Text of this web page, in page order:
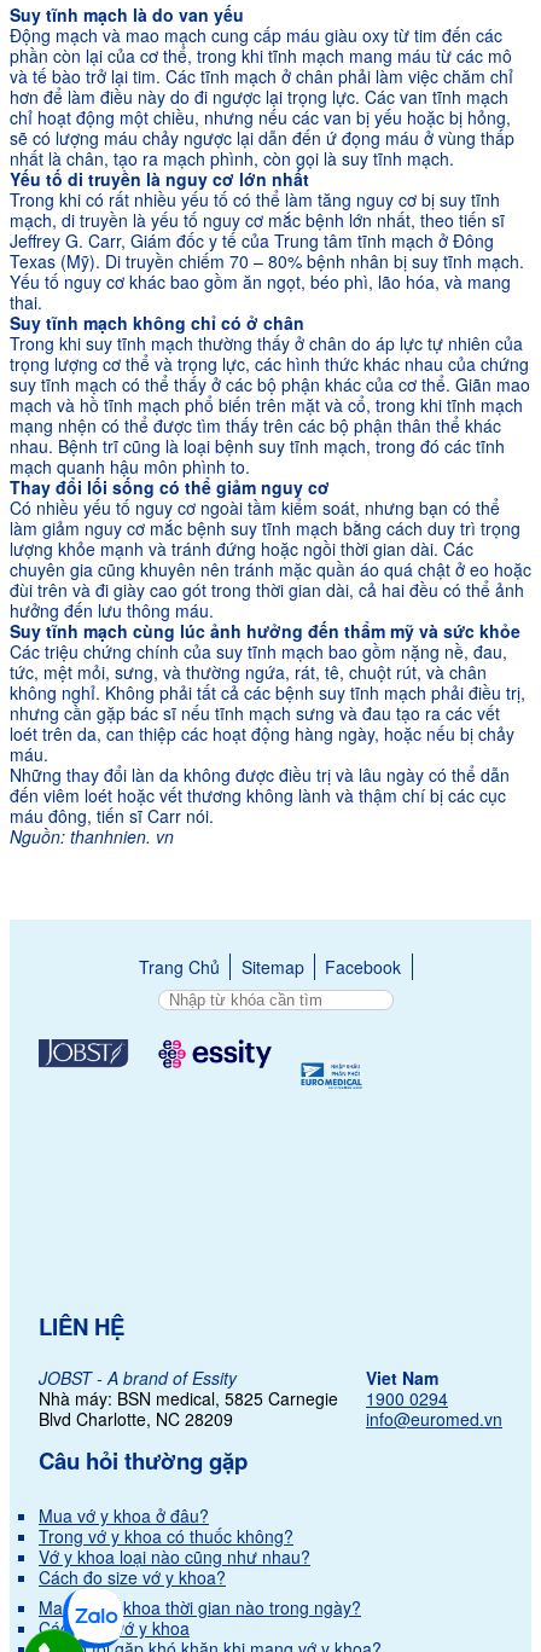
Suy tĩnh mạch là do van yếu
Động mạch và mao mạch cung cấp máu giàu oxy từ tim đến các
phần còn lại của cơ thể, trong khi tĩnh mạch mang máu từ các mô
và tế bào trở lại tim. Các tĩnh mạch ở chân phải làm việc chăm chỉ
hơn để làm điều này do đi ngược lại trọng lực. Các van tĩnh mạch
chỉ hoạt động một chiều, nhưng nếu các van bị yếu hoặc bị hỏng,
sẽ có lượng máu chảy ngược lại dẫn đến ứ đọng máu ở vùng thấp
nhất là chân, tạo ra mạch phình, còn gọi là suy tĩnh mạch.
Yếu tố di truyền là nguy cơ lớn nhất
Trong khi có rất nhiều yếu tố có thể làm tăng nguy cơ bị suy tĩnh
mạch, di truyền là yếu tố nguy cơ mắc bệnh lớn nhất, theo tiến sĩ
Jeffrey G. Carr, Giám đốc y tế của Trung tâm tĩnh mạch ở Đông
Texas (Mỹ). Di truyền chiếm 70 – 80% bệnh nhân bị suy tĩnh mạch.
Yếu tố nguy cơ khác bao gồm ăn ngọt, béo phì, lão hóa, và mang
thai.
Suy tĩnh mạch không chỉ có ở chân
Trong khi suy tĩnh mạch thường thấy ở chân do áp lực tự nhiên của
trọng lượng cơ thể và trọng lực, các hình thức khác nhau của chứng
suy tĩnh mạch có thể thấy ở các bộ phận khác của cơ thể. Giãn mao
mạch và hồ tĩnh mạch phổ biến trên mặt và cổ, trong khi tĩnh mạch
mạng nhện có thể được tìm thấy trên các bộ phận thân thể khác
nhau. Bệnh trĩ cũng là loại bệnh suy tĩnh mạch, trong đó các tĩnh
mạch quanh hậu môn phình to.
Thay đổi lối sống có thể giảm nguy cơ
Có nhiều yếu tố nguy cơ ngoài tầm kiểm soát, nhưng bạn có thể
làm giảm nguy cơ mắc bệnh suy tĩnh mạch bằng cách duy trì trọng
lượng khỏe mạnh và tránh đứng hoặc ngồi thời gian dài. Các
chuyên gia cũng khuyên nên tránh mặc quần áo quá chật ở eo hoặc
đùi trên và đi giày cao gót trong thời gian dài, cả hai đều có thể ảnh
hưởng đến lưu thông máu.
Suy tĩnh mạch cùng lúc ảnh hưởng đến thẩm mỹ và sức khỏe
Các triệu chứng chính của suy tĩnh mạch bao gồm nặng nề, đau,
tức, mệt mỏi, sưng, và thường ngứa, rát, tê, chuột rút, và chân
không nghỉ. Không phải tất cả các bệnh suy tĩnh mạch phải điều trị,
nhưng cần gặp bác sĩ nếu tĩnh mạch sưng và đau tạo ra các vết
loét trên da, can thiệp các hoạt động hàng ngày, hoặc nếu bị chảy
máu.
Những thay đổi làn da không được điều trị và lâu ngày có thể dẫn
đến viêm loét hoặc vết thương không lành và thậm chí bị các cục
máu đông, tiến sĩ Carr nói.
Nguồn: thanhnien. vn
Trang Chủ Sitemap Facebook
LIÊN HỆ
JOBST - A brand of Essity
Nhà máy: BSN medical, 5825 Carnegie
Blvd Charlotte, NC 28209
Viet Nam
1900 0294
info@euromed.vn
Câu hỏi thường gặp
Mua vớ y khoa ở đâu?
Trong vớ y khoa có thuốc không?
Vớ y khoa loại nào cũng như nhau?
Cách đo size vớ y khoa?
Mang vớ y khoa thời gian nào trong ngày?
Cách giặt vớ y khoa